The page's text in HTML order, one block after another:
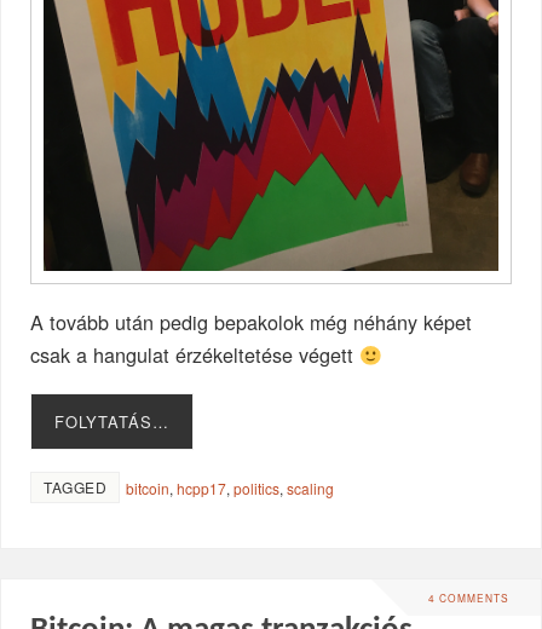
A tovább után pedig bepakolok még néhány képet
csak a hangulat érzékeltetése végett
FOLYTATÁS…
TAGGED bitcoin,hcpp17,politics,scaling
4 COMMENTS